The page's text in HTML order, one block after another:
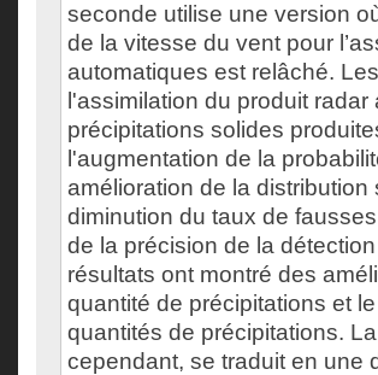
seconde utilise une version
de la vitesse du vent pour
automatiques est relâché.
l'assimilation du produit
précipitations solides
l'augmentation de la
amélioration de la
diminution du taux de
de la précision de la
résultats ont montré des
quantité de précipitations et
quantités de précipitations.
cependant, se traduit en une